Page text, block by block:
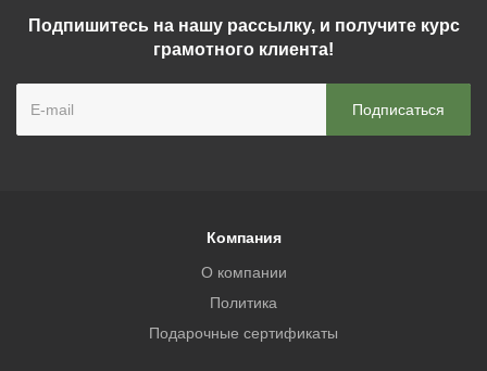
Подпишитесь на нашу рассылку, и получите курс
грамотного клиента!
Компания
О компании
Политика
Подарочные сертификаты